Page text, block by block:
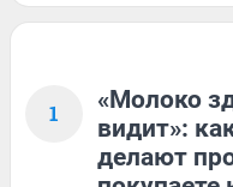
1
«Молоко
видит»:
делают